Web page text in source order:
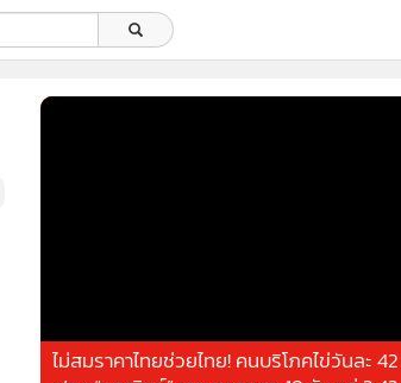
ไม่สมราคาไทยช่วยไทย! คนบริโภคไข่วันละ